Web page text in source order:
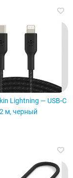
Lightning — USB-C
м, черный